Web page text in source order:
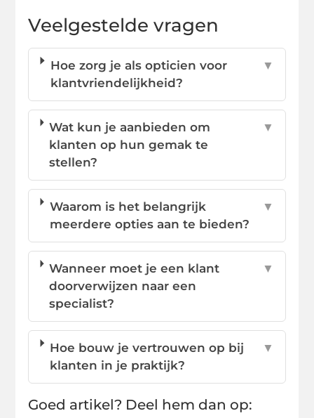
Veelgestelde vragen
Hoe zorg je als opticien voor
klantvriendelijkheid?
▼
Wat kun je aanbieden om
klanten op hun gemak te
stellen?
▼
Waarom is het belangrijk
meerdere opties aan te bieden?
▼
Wanneer moet je een klant
doorverwijzen naar een
specialist?
▼
Hoe bouw je vertrouwen op bij
klanten in je praktijk?
▼
Goed artikel? Deel hem dan op: